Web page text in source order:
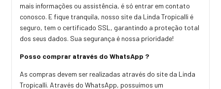
mais informações ou assistência, é só entrar em contato
conosco. E fique tranquila, nosso site da Linda Tropicalli é
seguro, tem o certificado SSL, garantindo a proteção total
dos seus dados. Sua segurança é nossa prioridade!
Posso comprar através do WhatsApp ?
As compras devem ser realizadas através do site da Linda
Tropicalli. Através do WhatsApp, possuímos um